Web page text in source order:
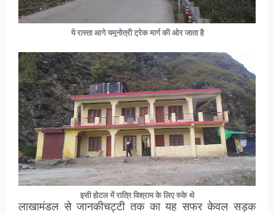
ये रास्ता आगे यमुनोत्री ट्रेक मार्ग की ओर जाता है
इसी होटल में रात्रि विश्राम के लिए रुके थे
लाखामंडल से जानकीचट्टी तक का यह सफर केवल सड़क